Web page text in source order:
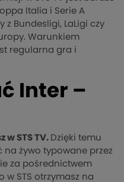
Italia i Serie A
z Bundesligi, LaLigi czy
Warunkiem
regularna gra i
Inter –
w STS TV. Dzięki temu
na żywo typowane przez
za pośrednictwem
STS otrzymasz na